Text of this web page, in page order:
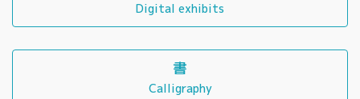
Digital exhibits
書
Calligraphy